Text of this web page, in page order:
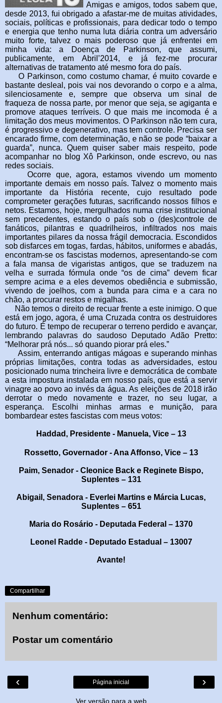
Amigas e amigos, todos sabem que,
desde 2013, fui obrigado a afastar-me de muitas atividades,
sociais, políticas e profissionais, para dedicar todo o tempo
e energia que tenho numa luta diária contra um adversário
muito forte, talvez o mais poderoso que já enfrentei em
minha vida: a Doença de Parkinson, que assumi,
publicamente, emAbril’2014, e já fez-me procurar
alternativas de tratamento até mesmo fora do país.
O Parkinson, como costumo chamar, é muito covarde e
bastante desleal, pois vai nos devorando o corpo e a alma,
silenciosamente e, sempre que observa um sinal de
fraqueza de nossa parte, por menor que seja, se agiganta e
promove ataques terríveis. O que mais me incomoda é a
limitação dos meus movimentos. O Parkinson não tem cura,
é progressivo e degenerativo, mas tem controle. Precisa ser
encarado firme, com determinação, e não se pode “baixar a
guarda”, nunca. Quem quiser saber mais respeito, pode
acompanhar no blog Xô Parkinson, onde escrevo, ou nas
redes sociais.
Ocorre que, agora, estamos vivendo um momento
importante demais em nosso país. Talvez o momento mais
importante da História recente, cujo resultado pode
comprometer gerações futuras, sacrificando nossos filhos e
netos. Estamos, hoje, mergulhados numa crise institucional
sem precedentes, estando o país sob o (des)controle de
fanáticos, pilantras e quadrilheiros, infiltrados nos mais
importantes pilares da nossa frágil democracia. Escondidos
sob disfarces em togas, fardas, hábitos, uniformes e abadás,
encontram-se os fascistas modernos, apresentando-se com
a fala mansa de vigaristas antigos, que se traduzem na
velha e surrada fórmula onde “os de cima” devem ficar
sempre acima e a eles devemos obediência e submissão,
vivendo de joelhos, com a bunda para cima e a cara no
chão, a procurar restos e migalhas.
Não temos o direito de recuar frente a este inimigo. O que
está em jogo, agora, é uma Cruzada contra os destruidores
do futuro. É tempo de recuperar o terreno perdido e avançar,
lembrando palavras do saudoso Deputado Adão Pretto:
“Melhorar prá nós... só quando piorar prá eles.”
Assim, enterrando antigas mágoas e superando minhas
próprias limitações, contra todas as adversidades, estou
posicionado numa trincheira livre e democrática de combate
a esta impostura instalada em nosso país, que está a servir
vinagre ao povo ao invés da água. As eleições de 2018 irão
derrotar o medo novamente e trazer, no seu lugar, a
esperança. Escolhi minhas armas e munição, para
bombardear estes fascistas com meus votos:
Haddad, Presidente - Manuela, Vice – 13
Rossetto, Governador - Ana Affonso, Vice – 13
Paim, Senador - Cleonice Back e Reginete Bispo,
Suplentes– 131
Abigail, Senadora - Everlei Martins e Márcia Lucas,
Suplentes – 651
Maria do Rosário - Deputada Federal – 1370
Leonel Radde - Deputado Estadual – 13007
Avante!
Compartilhar
Nenhum comentário:
Postar um comentário
‹ ›
Página inicial
Ver versão para a web